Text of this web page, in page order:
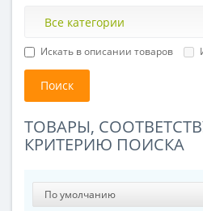
Искать в описании товаров
ТОВАРЫ,
КРИТЕРИЮ ПОИСКА